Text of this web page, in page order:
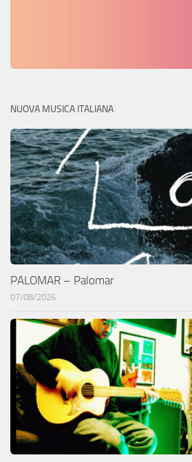
NUOVA MUSICA ITALIANA
PALOMAR – Palomar
07/08/2026